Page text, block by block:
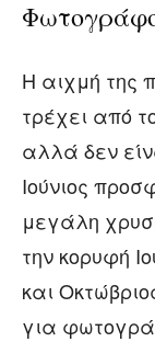
Η αιχμή της
τρέχει από
αλλά δεν
Ιούνιος
μεγάλη
την κορυφή
και
για